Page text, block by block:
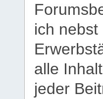
ich
alle
jeder